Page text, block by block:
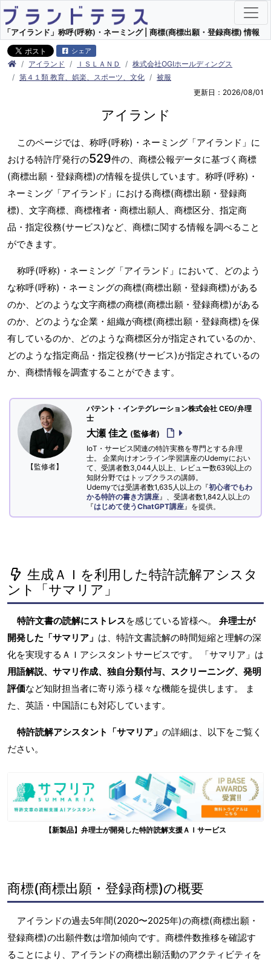
「アイランド」称呼(呼称)・ネーミング | 商標(商標出願・登録商標) 情報
シェア
アイランド ＩＳＬＡＮＤ
株式会社OGIホールディングス
第４１類 教育、娯楽、スポーツ、文化
被服
更新日：2026/08/01
アイランド
このページでは、称呼(呼称)・ネーミング「アイランド」に
おける特許庁発行の529件の、商標公報データに基づく商標
(商標出願・登録商標)の情報を提供しています。称呼(呼称)・
ネーミング「アイランド」における商標(商標出願・登録商
標)、文字商標、商標権者・商標出願人、商標区分、指定商
品・指定役務(サービス)など、商標に関する情報を調べること
ができます。
称呼(呼称)・ネーミング「アイランド」において、どのよう
な称呼(呼称)・ネーミングの商標(商標出願・登録商標)がある
のか、どのような文字商標の商標(商標出願・登録商標)がある
のか、どのような企業・組織が商標(商標出願・登録商標)を保
有しているのか、どのような商標区分が指定されているのか、
どのような指定商品・指定役務(サービス)が指定されているの
か、商標情報を調査することができます。
【監修者】
パテント・インテグレーション株式会社 CEO/弁理
士
大瀬 佳之 (監修者)
IoT・サービス関連の特許実務を専門とする弁理
士。 企業向けオンライン学習講座のUdemyにおい
て、受講者数3,044人以上、レビュー数639以上の
知財分野ではトップクラスの講師。
Udemyでは受講者数1,635人以上の『初心者でもわ
かる特許の書き方講座 』、受講者数1,842人以上の
『はじめて使うChatGPT講座 』を提供。
生成ＡＩを利用した特許読解アシスタ
ント「サマリア」
特許文書の読解にストレスを感じている皆様へ。 弁理士が
開発した「サマリア」 は、特許文書読解の時間短縮と理解の深
化を実現するＡＩアシスタントサービスです。 「サマリア」は
用語解説、サマリ作成、独自分類付与、スクリーニング、発明
評価など知財担当者に寄り添う様々な機能を提供します。 ま
た、英語・中国語にも対応しています。
特許読解アシスタント「サマリア」 の詳細は、以下をご覧く
ださい。
【新製品】弁理士が開発した特許読解支援ＡＩサービス
商標(商標出願・登録商標)の概要
アイランドの過去5年間(2020〜2025年)の商標(商標出願・
登録商標)の出願件数は増加傾向です。商標件数推移を確認す
ることにより、アイランドの商標出願活動のアクティビティを